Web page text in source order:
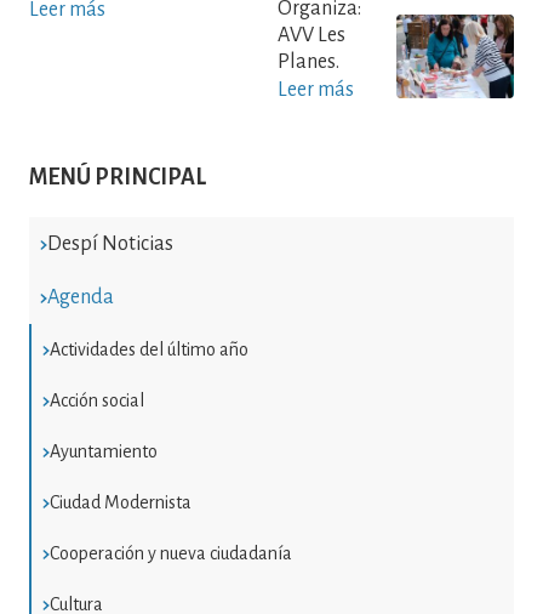
MENÚ PRINCIPAL
Despí Noticias
Agenda
Actividades del último año
Acción social
Ayuntamiento
Ciudad Modernista
Cooperación y nueva ciudadanía
Cultura
Leer más
Organiza:
AVV Les
Planes.
Leer más